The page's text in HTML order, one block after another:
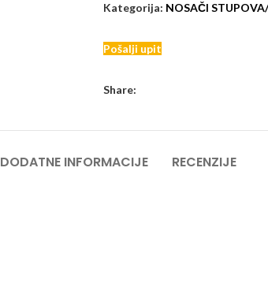
Kategorija: NOSAČI
Pošalji upit
Share:
DODATNE INFORMACIJE RECENZIJE